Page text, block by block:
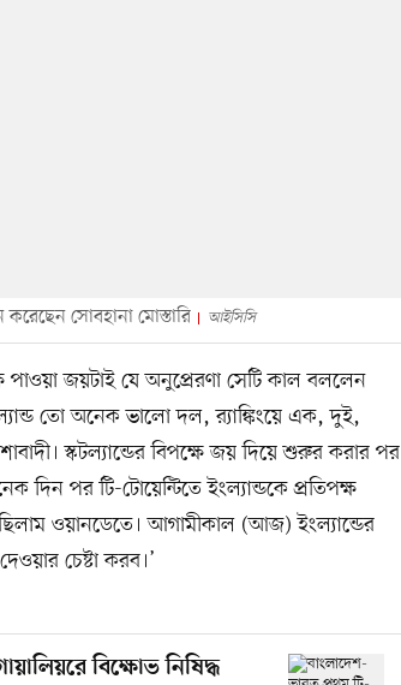
করেছেন সোবহানা মোস্তারি আইসিসি
পাওয়া জয়টাই যে অনুপ্রেরণা সেটি কাল বললেন
তো অনেক ভালো দল, র‍্যাঙ্কিংয়ে এক, দুই,
স্কটল্যান্ডের বিপক্ষে জয় দিয়ে শুরুর করার পর
পর টি-টোয়েন্টিতে ইংল্যান্ডকে প্রতিপক্ষ
ওয়ানডেতে। আগামীকাল (আজ) ইংল্যান্ডের
চেষ্টা করব।’
বিক্ষোভ নিষিদ্ধ